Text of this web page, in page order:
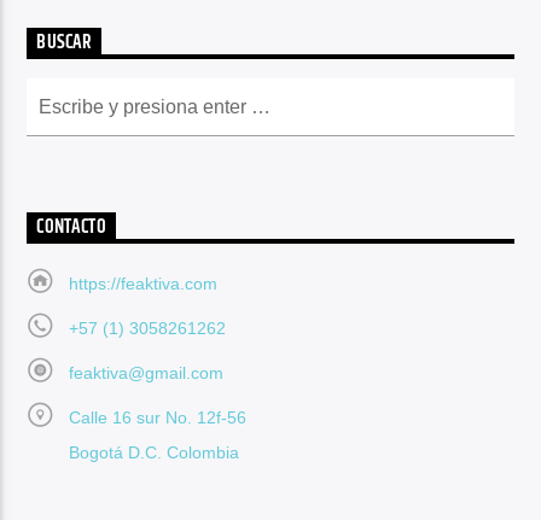
BUSCAR
CONTACTO
https://feaktiva.com
+57 (1) 3058261262
feaktiva@gmail.com
Calle 16 sur No. 12f-56
Bogotá D.C. Colombia